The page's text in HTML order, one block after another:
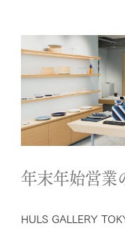
年末
年末年始営業
HULS GALLERY